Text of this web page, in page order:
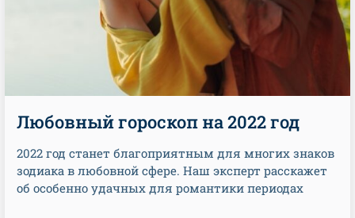
Любовный гороскоп на 2022 год
2022 год станет благоприятным для многих знаков
зодиака в любовной сфере. Наш эксперт расскажет
об особенно удачных для романтики периодах